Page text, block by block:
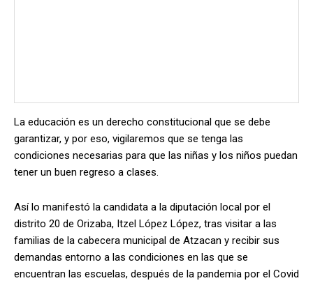
La educación es un derecho constitucional que se debe
garantizar, y por eso, vigilaremos que se tenga las
condiciones necesarias para que las niñas y los niños puedan
tener un buen regreso a clases.
Así lo manifestó la candidata a la diputación local por el
distrito 20 de Orizaba, Itzel López López, tras visitar a las
familias de la cabecera municipal de Atzacan y recibir sus
demandas entorno a las condiciones en las que se
encuentran las escuelas, después de la pandemia por el Covid